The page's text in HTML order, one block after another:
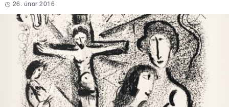
26. únor 2016